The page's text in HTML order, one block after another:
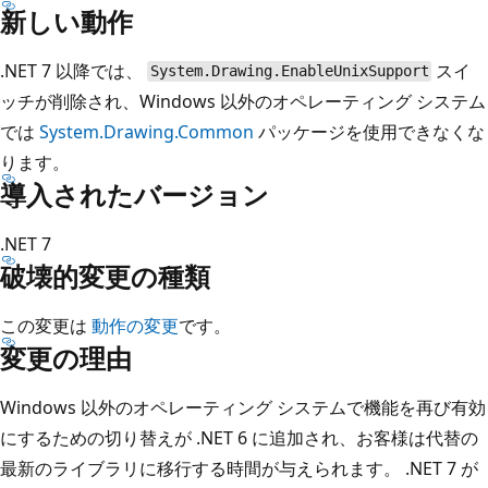
新しい動作
.NET 7 以降では、 System.Drawing.EnableUnixSupport スイ
ッチが削除され、Windows 以外のオペレーティング システム
では System.Drawing.Common パッケージを使用できなくな
ります。
導入されたバージョン
.NET 7
破壊的変更の種類
この変更は 動作の変更です。
変更の理由
Windows 以外のオペレーティング システムで機能を再び有効
にするための切り替えが .NET 6 に追加され、お客様は代替の
最新のライブラリに移行する時間が与えられます。 .NET 7 が